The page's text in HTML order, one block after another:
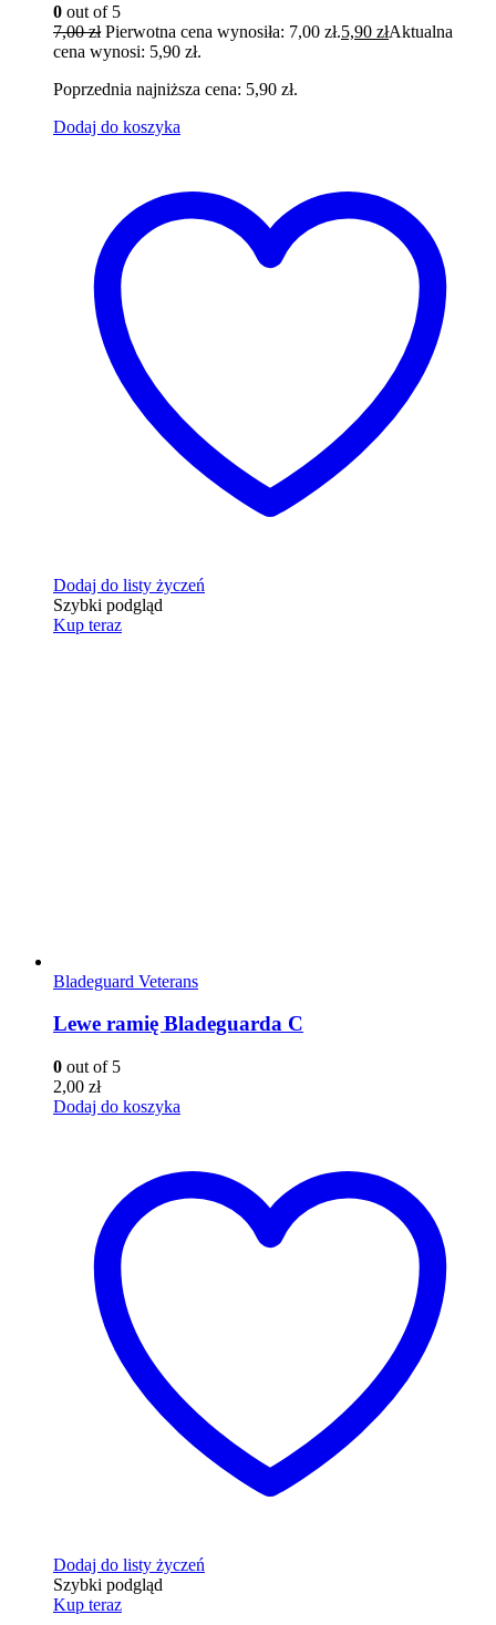
0 out of 5
7,00zł Pierwotna cena wynosiła: 7,00 zł.5,90 złAktualna
cena wynosi: 5,90 zł.
Poprzednia najniższa cena: 5,90 zł.
Dodaj do koszyka
Dodaj do listy życzeń
Szybki podgląd
Kup teraz
Bladeguard Veterans
Lewe ramię Bladeguarda C
0 out of 5
2,00 zł
Dodaj do koszyka
Dodaj do listy życzeń
Szybki podgląd
Kup teraz